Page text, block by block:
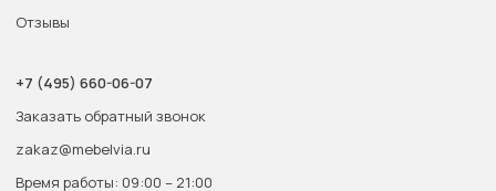
Отзывы
+7 (495) 660-06-07
Заказать обратный звонок
zakaz@mebelvia.ru
Время работы: 09:00 – 21:00